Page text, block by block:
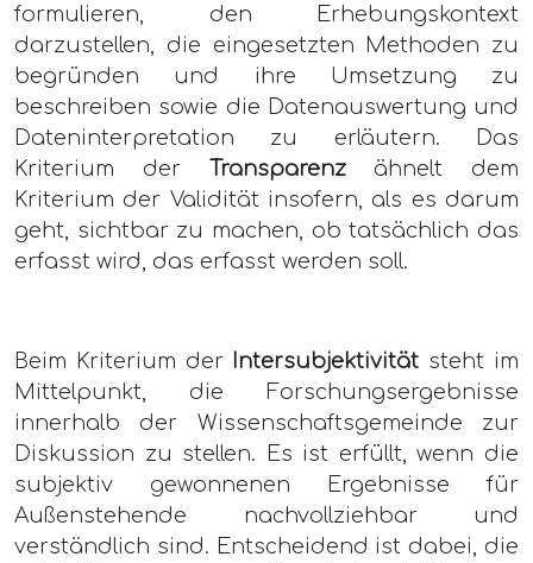
formulieren, den Erhebungskontext
darzustellen, die eingesetzten Methoden zu
begründen und ihre Umsetzung zu
beschreiben sowie die Datenauswertung und
Dateninterpretation zu erläutern. Das
Kriterium der Transparenzähnelt dem
Kriterium der Validität insofern, als es darum
geht, sichtbar zu machen, ob tatsächlich das
erfasst wird, das erfasst werden soll.
Beim Kriterium der Intersubjektivität steht im
Mittelpunkt, die Forschungsergebnisse
innerhalb der Wissenschaftsgemeinde zur
Diskussion zu stellen. Es ist erfüllt, wenn die
subjektiv gewonnenen Ergebnisse für
Außenstehende nachvollziehbar und
verständlich sind. Entscheidend ist dabei, die